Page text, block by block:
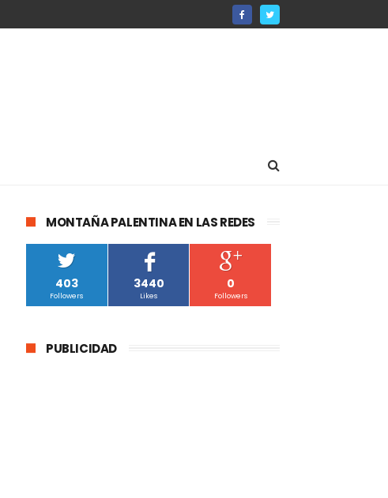
MONTAÑA PALENTINA EN LAS REDES
403
Followers
3440
Likes
0
Followers
PUBLICIDAD